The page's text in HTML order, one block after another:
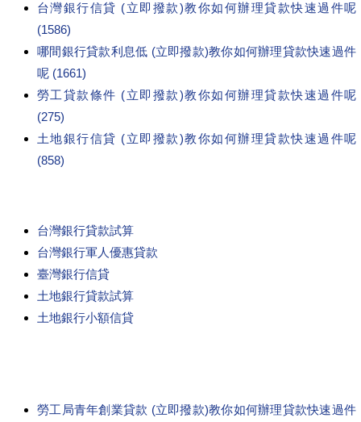
台灣銀行信貸 (立即撥款)教你如何辦理貸款快速過件呢
(1586)
哪間銀行貸款利息低 (立即撥款)教你如何辦理貸款快速過件
呢 (1661)
勞工貸款條件 (立即撥款)教你如何辦理貸款快速過件呢
(275)
土地銀行信貸 (立即撥款)教你如何辦理貸款快速過件呢
(858)
台灣銀行貸款試算
台灣銀行軍人優惠貸款
臺灣銀行信貸
土地銀行貸款試算
土地銀行小額信貸
勞工局青年創業貸款 (立即撥款)教你如何辦理貸款快速過件